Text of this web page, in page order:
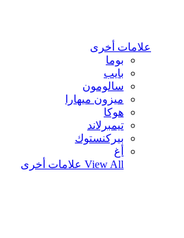
علامات أخرى
بوما
بايب
سالومون
ميزون ميهارا
هوكا
تيمبرلاند
بيركنستوك
أغ
View All علامات أخرى